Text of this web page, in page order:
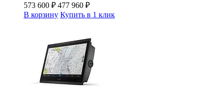
573 600 ₽ 477 960 ₽
В корзину Купить в 1 клик